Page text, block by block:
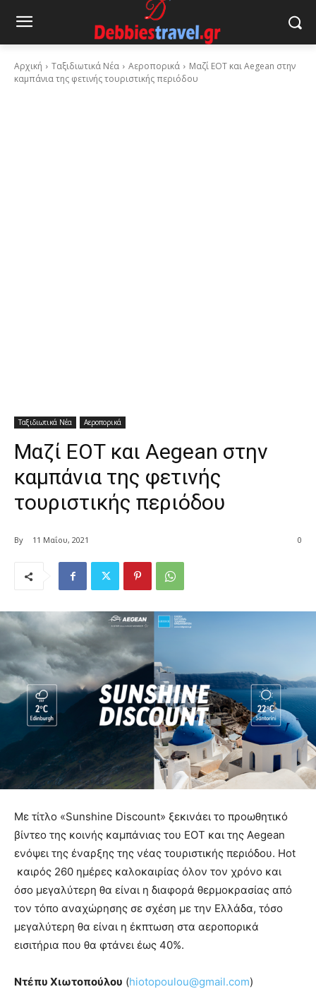
Αρχική Ταξιδιωτικά Νέα Αεροπορικά
Μαζί ΕΟΤ και Aegean στην
καμπάνια της φετινής τουριστικής περιόδου
Ταξιδιωτικά Νέα Αεροπορικά
Μαζί ΕΟΤ και Aegean στην
καμπάνια της φετινής
τουριστικής περιόδου
By 11 Μαΐου, 2021 0
Με τίτλο «Sunshine Discount» ξεκινάει το προωθητικό
βίντεο της κοινής καμπάνιας του ΕΟΤ και της Aegean
ενόψει της έναρξης της νέας τουριστικής περιόδου. Hot
καιρός 260 ημέρες καλοκαιρίας όλον τον χρόνο και
όσο μεγαλύτερη θα είναι η διαφορά θερμοκρασίας από
τον τόπο αναχώρησης σε σχέση με την Ελλάδα, τόσο
μεγαλύτερη θα είναι η έκπτωση στα αεροπορικά
εισιτήρια που θα φτάνει έως 40%.
Ντέπυ Χιωτοπούλου (hiotopoulou@gmail.com)